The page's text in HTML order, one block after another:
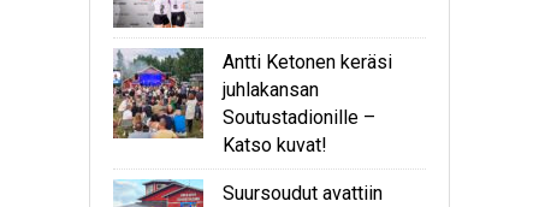
Antti Ketonen keräsi
juhlakansan
Soutustadionille –
Katso kuvat!
Suursoudut avattiin